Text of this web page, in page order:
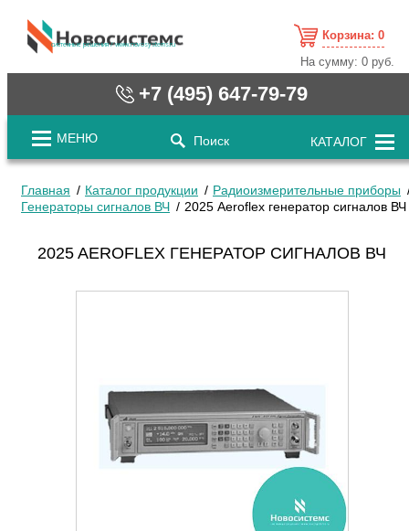
cистемные решения / www.novosystems.ru
Корзина: 0
На сумму:0 руб.
+7 (495) 647-79-79
МЕНЮ Поиск КАТАЛОГ
Главная Каталог продукции
Радиоизмерительные приборы
Генераторы сигналов ВЧ
2025 Aeroflex генератор сигналов ВЧ
2025 AEROFLEX ГЕНЕРАТОР СИГНАЛОВ ВЧ